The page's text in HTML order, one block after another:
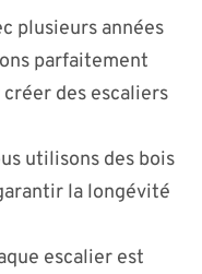
plusieurs années
parfaitement
des escaliers
utilisons des bois
la longévité
escalier est